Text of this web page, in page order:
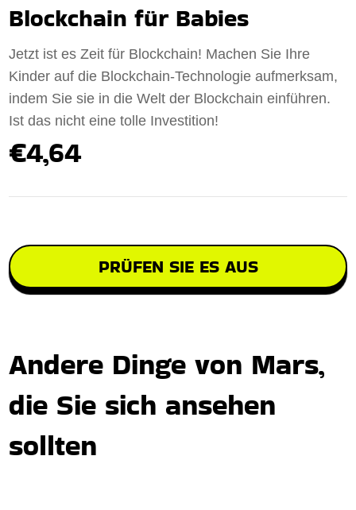
Blockchain für Babies
Jetzt ist es Zeit für Blockchain! Machen Sie Ihre
Kinder auf die Blockchain-Technologie aufmerksam,
indem Sie sie in die Welt der Blockchain einführen.
Ist das nicht eine tolle Investition!
€4,64
PRÜFEN SIE ES AUS
Andere Dinge von Mars,
die Sie sich ansehen
sollten